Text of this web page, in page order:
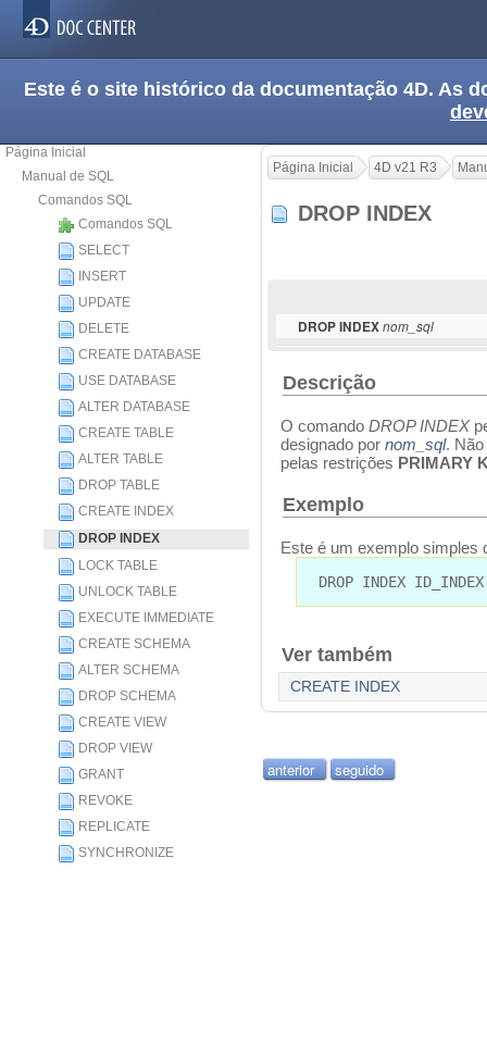
Este é o site histórico da documentação 4D. As
Página Inicial
Manual de SQL
Comandos SQL
Comandos SQL
SELECT
INSERT
UPDATE
DELETE
CREATE DATABASE
USE DATABASE
ALTER DATABASE
CREATE TABLE
ALTER TABLE
DROP TABLE
CREATE INDEX
DROP INDEX
LOCK TABLE
UNLOCK TABLE
EXECUTE IMMEDIATE
CREATE SCHEMA
ALTER SCHEMA
DROP SCHEMA
CREATE VIEW
DROP VIEW
GRANT
REVOKE
REPLICATE
SYNCHRONIZE
Página Inicial 4D v21 R3
DROP INDEX
DROP INDEXnom_sql
Descrição
O comando DROP INDEX
designado por nom_sql.
pelas restrições PRIMARY
Exemplo
Este é um exemplo simples
DROP INDEX ID_INDEX
Ver também
CREATE INDEX
anterior seguido